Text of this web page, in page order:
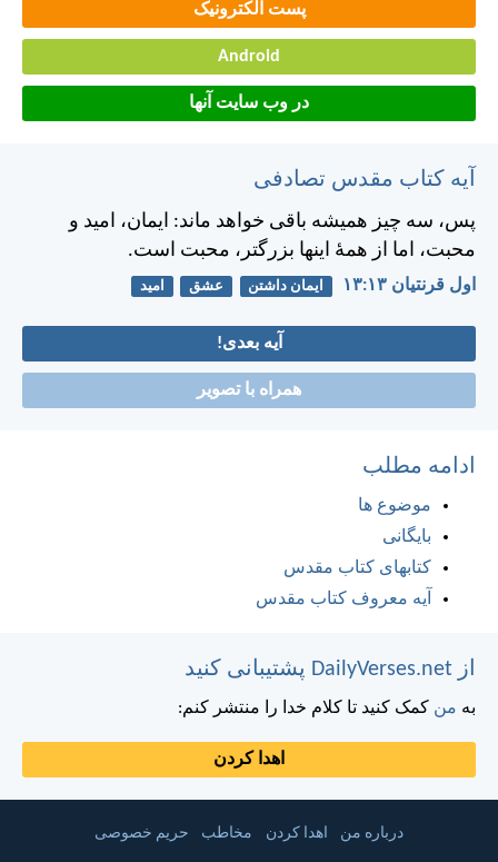
پست الکترونیک
Android
در وب سایت آنها
آیه کتاب مقدس تصادفی
پس، سه چيز هميشه باقی خواهد ماند: ايمان، اميد و
محبت، اما از همهٔ اينها بزرگتر، محبت است.
اول قرنتیان ۱۳:‏۱۳ ایمان داشتن عشق امید
آیه بعدی!
همراه با تصویر
ادامه مطلب
موضوع ها
بایگانی
کتابهای کتاب مقدس
آیه معروف کتاب مقدس
از DailyVerses.net پشتیبانی کنید
به من کمک کنید تا کلام خدا را منتشر کنم:
اهدا کردن
درباره من اهدا کردن مخاطب حریم خصوصی